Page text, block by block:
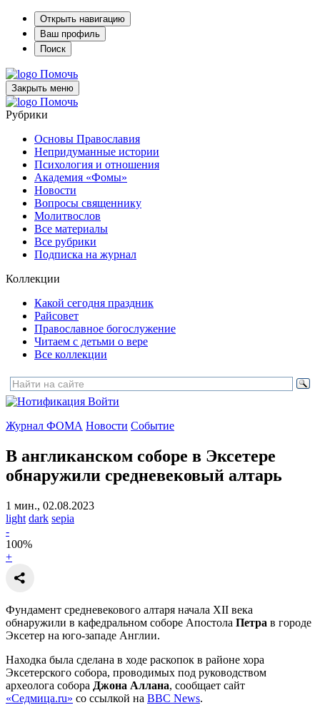
Открыть навигацию
Ваш профиль
Поиск
Помочь
Закрыть меню
Помочь
Рубрики
Основы Православия
Непридуманные истории
Психология и отношения
Академия «Фомы»
Новости
Вопросы священнику
Молитвослов
Все материалы
Все рубрики
Подписка на журнал
Коллекции
Какой сегодня праздник
Райсовет
Православное богослужение
Читаем с детьми о вере
Все коллекции
Войти
Журнал ФОМА Новости Событие
В англиканском соборе в Эксетере
обнаружили средневековый алтарь
1 мин., 02.08.2023
light dark sepia
-
100%
+
Фундамент средневекового алтаря начала XII века
обнаружили в кафедральном соборе Апостола Петра в городе
Эксетер на юго-западе Англии.
Находка была сделана в ходе раскопок в районе хора
Эксетерского собора, проводимых под руководством
археолога собора Джона Аллана, сообщает сайт
«Седмица.ru» со ссылкой на BBC News.